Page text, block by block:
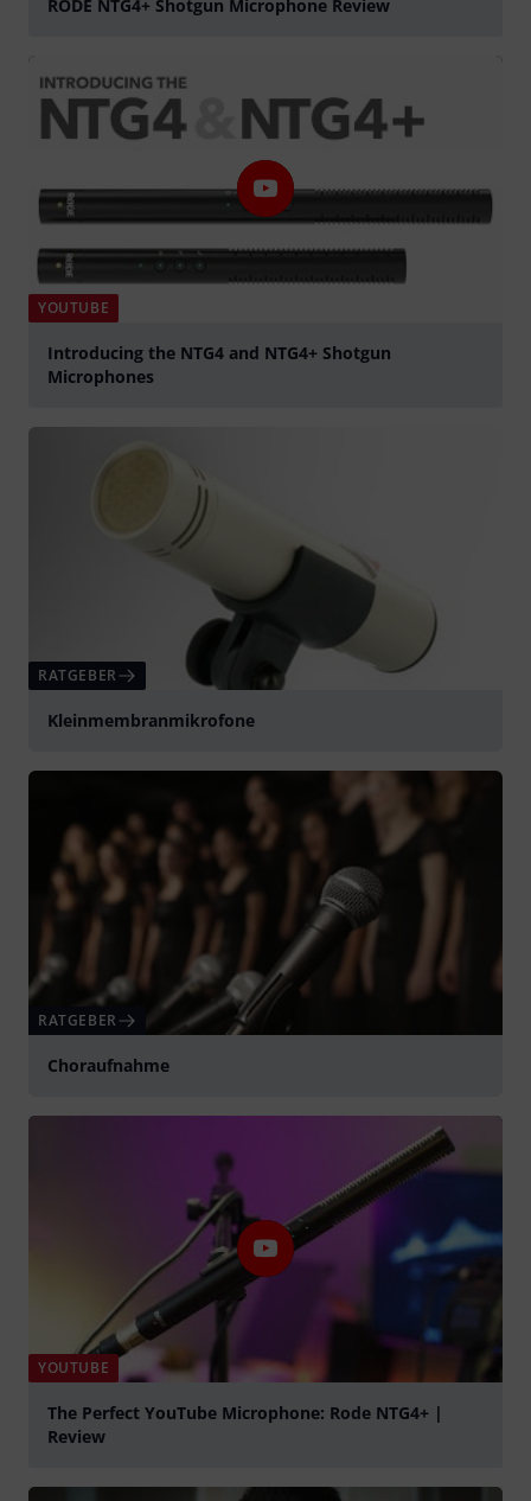
RODE NTG4+ Shotgun Microphone Review
YOUTUBE
Introducing the NTG4 and NTG4+ Shotgun
Microphones
RATGEBER
Kleinmembranmikrofone
RATGEBER
Choraufnahme
YOUTUBE
The Perfect YouTube Microphone: Rode NTG4+ |
Review